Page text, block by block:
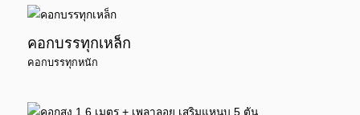
คอกบรรทุกเหล็ก
คอกบรรทุกหนัก